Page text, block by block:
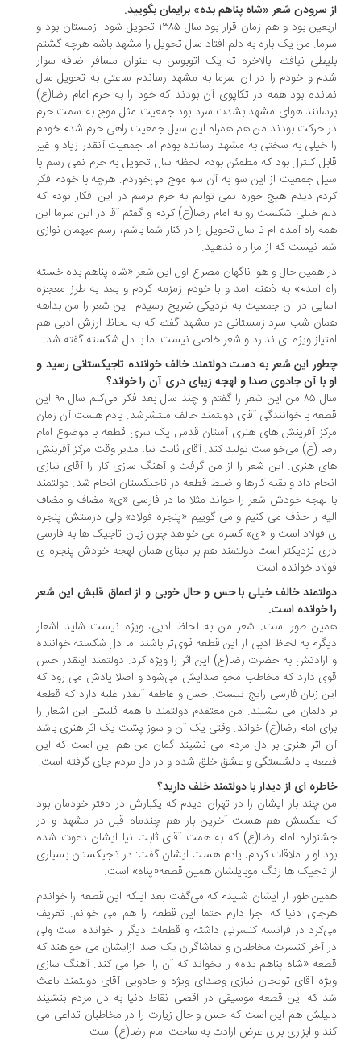
سرودن شعر «شاه پناهم بده» برایمان بگویید.
اربعین بود و هم زمان قرار بود سال ۱۳۸۵ تحویل شود. زمستان بود و
من یک باره به دلم افتاد سال تحویل را مشهد باشم هرچه گشتم
نیافتم. بالاخره ته یک اتوبوس به عنوان مسافر اضافه سوار
و خودم را در آن سرما به مشهد رساندم ساعتی به تحویل سال
بود همه در تکاپوی آن بودند که خود را به حرم امام رضا(ع)
هوای مشهد بشدت سرد بود جمعیت مثل موج به سمت حرم
حرکت بودند من هم همراه این سیل جمعیت راهی حرم شدم خودم
خیلی به سختی به مشهد رسانده بودم اما جمعیت آنقدر زیاد و غیر
کنترل بود که مطمئن بودم لحظه سال تحویل به حرم نمی رسم با
جمعیت از این سو به آن سو موج می‌خوردم. هرچه با خودم فکر
دیدم هیج جوره نمی توانم به حرم برسم در این افکار بودم که
خیلی شکست رو به امام رضا(ع) کردم و گفتم آقا در این سرما این
راه آمده ام تا سال تحویل را در کنار شما باشم، رسم میهمان نوازی
نیست که از مرا راه ندهید.
همین حال و هوا ناگهان مصرع اول این شعر «شاه پناهم بده خسته
آمدم» به ذهنم آمد و با خودم زمزمه کردم و بعد به طرز معجزه
در آن جمعیت به نزدیکی ضریح رسیدم. این شعر را من بداهه
شب سرد زمستانی در مشهد گفتم که به لحاظ ارزش ادبی هم
ویژه ای ندارد و شعر خاصی نیست اما با دل شکسته گفته شد.
این شعر به دست دولتمند خالف خواننده تاجیکستانی رسید و
با آن جادوی صدا و لهجه زیبای دری آن را خواند؟
سال ۸۵ من این شعر را گفتم و چند سال بعد فکر می‌کنم سال ۹۰ این
با خوانندگی آقای دولتمند خالف منتشرشد. یادم هست آن زمان
آفرینش های هنری آستان قدس یک سری قطعه با موضوع امام
(ع) می‌خواست تولید کند. آقای ثابت نیا، مدیر وقت مرکز آفرینش
هنری. این شعر را از من گرفت و آهنگ سازی کار را آقای نیازی
داد و بقیه کارها و ضبط قطعه در تاجیکستان انجام شد. دولتمند
لهجه خودش شعر را خواند مثلا ما در فارسی «ی» مضاف و مضاف
را حذف می کنیم و می گوییم «پنجره فولاد» ولی درستش پنجره
است و «ی» کسره می خواهد چون زبان تاجیک ها به فارسی
نزدیکتر است دولتمند هم بر مبنای همان لهجه خودش پنجره ی
خوانده است.
خالف خیلی با حس و حال خوبی و از اعماق قلبش این شعر
خوانده است.
طور است. شعر من به لحاظ ادبی، ویژه نیست شاید اشعار
به لحاظ ادبی از این قطعه قوی‌تر باشند اما دل شکسته خواننده
به حضرت رضا(ع) این اثر را ویژه کرد. دولتمند اینقدر حس
دارد که مخاطب محو صدایش می‌شود و اصلا یادش می رود که
زبان فارسی رایج نیست. حس و عاطفه آنقدر غلبه دارد که قطعه
دلمان می نشیند. من معتقدم دولتمند با همه قلبش این اشعار را
امام رضا(ع) خواند. وقتی یک آن و سوز پشت یک اثر هنری باشد
اثر هنری بر دل مردم می نشیند گمان من هم این است که این
با دلشستگی و عشق خلق شده و در دل مردم جای گرفته است.
ای از دیدار با دولتمند خلف دارید؟
چند بار ایشان را در تهران دیدم که یکبارش در دفتر خودمان بود
عکسش هم هست آخرین بار هم چندماه قبل در مشهد و در
امام رضا(ع) که به همت آقای ثابت نیا ایشان دعوت شده
او را ملاقات کردم. یادم هست ایشان گفت: در تاجیکستان بسیاری
تاجیک ها زنگ موبایلشان همین قطعه«پناه» است.
طور از ایشان شنیدم که می‌گفت بعد اینکه این قطعه را خواندم
دنیا که اجرا دارم حتما این قطعه را هم می خوانم. تعریف
در فرانسه کنسرتی داشته و قطعات دیگر را خوانده است ولی
آخر کنسرت مخاطبان و تماشاگران یک صدا ازایشان می خواهند که
«شاه پناهم بده» را بخواند که آن را اجرا می کند. آهنگ سازی
آقای تویجان نیازی وصدای ویژه و جادویی آقای دولتمند باعث
که این قطعه موسیقی در اقصی نقاط دنیا به دل مردم بنشیند
هم این است که حس و حال زیارت را در مخاطبان تداعی می
و ابزاری برای عرض ارادت به ساحت امام رضا(ع) است.